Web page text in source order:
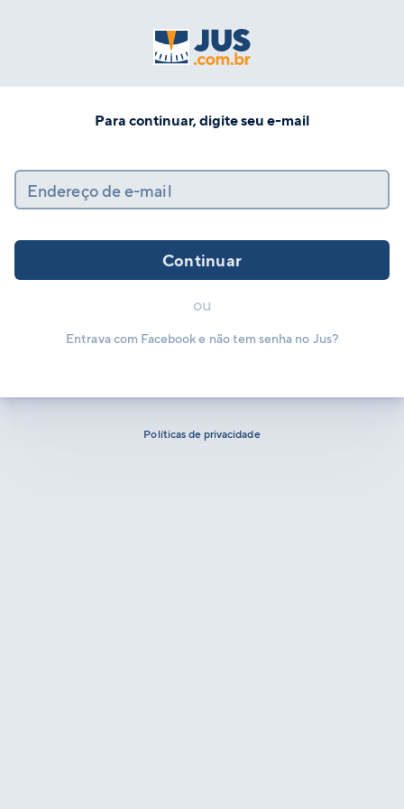
Para continuar, digite seu e-mail
Endereço de e-mail
Continuar
ou
Entrava com Facebook e não tem senha no Jus?
Políticas de privacidade